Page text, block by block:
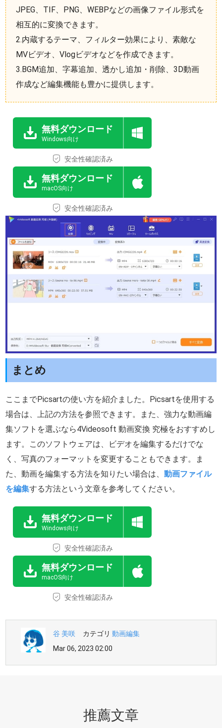
JPEG、TIF、PNG、WEBPなどの画像ファイル形式を
相互的に変換できます。
2.内蔵するテーマ、フィルター効果により、素敵な
MVビデオ、Vlogビデオなどを作成できます。
3.BGM追加、字幕追加、透かし追加・削除、3D動画
作成など編集機能も豊かに提供します。
無料ダウンロード
Windows向け
安全性確認済み
無料ダウンロード
macOS向け
安全性確認済み
まとめ
ここまでPicsartの使い方を紹介ました。Picsartを使用する
場合は、上記の方法を参照できます。また、強力な動画編
集ソフトを選ぶなら4Videosoft 動画変換 究極をおすすめし
ます。このソフトウェアは、ビデオを編集するだけでな
く、写真のフォーマットを変更することもできます。ま
た、動画を編集する方法を知りたい場合は、動画ファイル
を編集する方法という文章を参考してください。
無料ダウンロード
Windows向け
安全性確認済み
無料ダウンロード
macOS向け
安全性確認済み
谷 美咲 カテゴリ動画編集
Mar 06, 2023 02:00
推薦文章